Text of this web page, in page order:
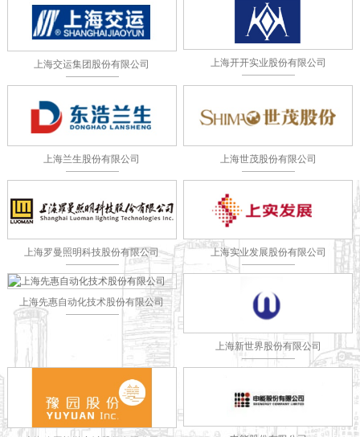
上海交运集团股份有限公司 上海开开实业股份有限公司
上海兰生股份有限公司 上海世茂股份有限公司
上海罗曼照明科技股份有限公司 上海实业发展股份有限公司
上海先惠自动化技术股份有限公司
上海新世界股份有限公司